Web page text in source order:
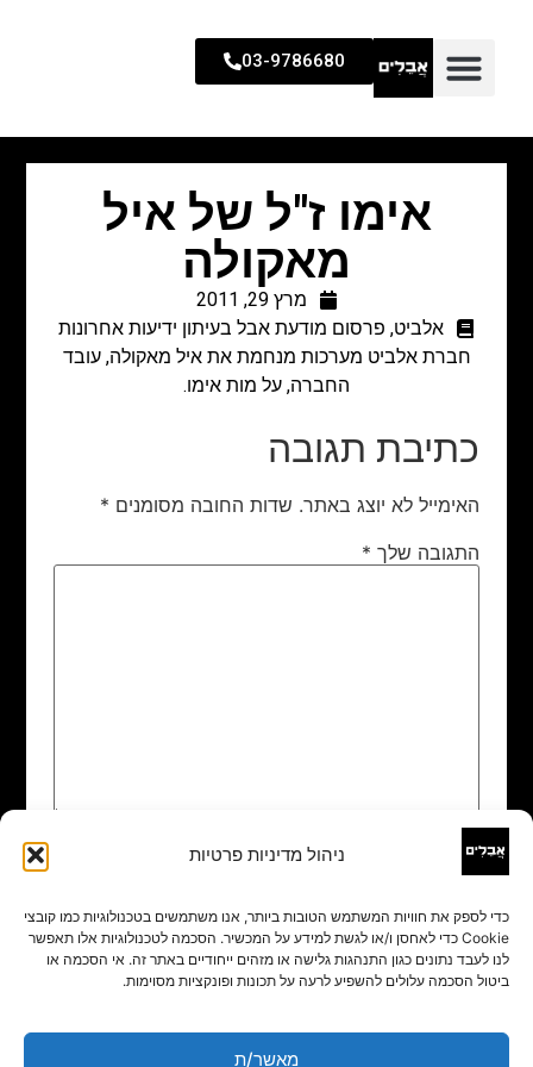
ניהול מדיניות פרטיות
כדי לספק את חוויות המשתמש הטובות ביותר, אנו משתמשים בטכנולוגיות כמו קובצי
Cookie כדי לאחסן ו/או לגשת למידע על המכשיר. הסכמה לטכנולוגיות אלו תאפשר
לנו לעבד נתונים כגון התנהגות גלישה או מזהים ייחודיים באתר זה. אי הסכמה או
ביטול הסכמה עלולים להשפיע לרעה על תכונות ופונקציות מסוימות.
מאשר/ת
03-9786680
אימו ז"ל של איל
מאקולה
מרץ 29, 2011
אלביט, פרסום מודעת אבל בעיתון ידיעות אחרונות
חברת אלביט מערכות מנחמת את איל מאקולה, עובד
החברה, על מות אימו.
כתיבת תגובה
האימייל לא יוצג באתר. שדות החובה מסומנים *
התגובה שלך *
שם
אימייל*